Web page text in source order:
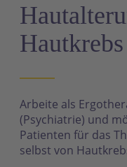
Hautkrebs
Arbeite als
(Psychiatrie) und
Patienten für das
selbst von